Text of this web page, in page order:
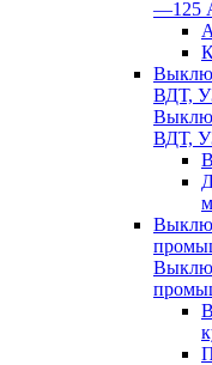
—125
ВДТ,
ВДТ,